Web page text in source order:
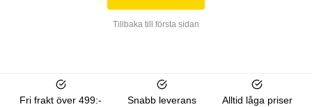
Tillbaka till första sidan
Fri frakt över 499:- Snabb leverans Alltid låga priser